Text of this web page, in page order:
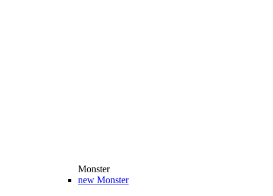
Monster
new Monster